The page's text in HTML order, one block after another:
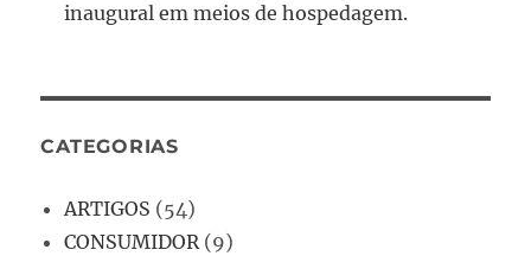
inaugural em meios de hospedagem.
CATEGORIAS
ARTIGOS (54)
CONSUMIDOR(9)